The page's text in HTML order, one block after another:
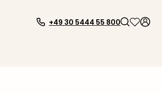
+49 30 5444 55 800